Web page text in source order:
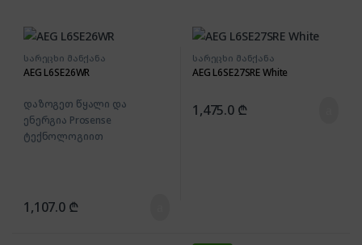
სარეცხი მანქანა
AEG L6SE26WR
დაზოგეთ წყალი და
ენერგია Prosense
ტექნოლოგიით
1,107.0 ₾
სარეცხი მანქანა
AEG L6SE27SRE White
1,475.0 ₾